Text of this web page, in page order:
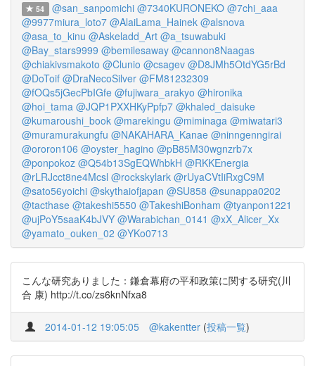
54 @san_sanpomichi @7340KURONEKO @7chi_aaa
@9977miura_loto7 @AlaiLama_Hainek @alsnova
@asa_to_kinu @Askeladd_Art @a_tsuwabuki
@Bay_stars9999 @bemilesaway @cannon8Naagas
@chiakivsmakoto @Clunio @csagev @D8JMh5OtdYG5rBd
@DoToif @DraNecoSilver @FM81232309
@fOQs5jGecPbIGfe @fujiwara_arakyo @hironika
@hoi_tama @JQP1PXXHKyPpfp7 @khaled_daisuke
@kumaroushi_book @marekingu @miminaga @miwatari3
@muramurakungfu @NAKAHARA_Kanae @ninngenngirai
@ororon106 @oyster_hagino @pB85M30wgnzrb7x
@ponpokoz @Q54b13SgEQWhbkH @RKKEnergia
@rLRJcct8ne4Mcsl @rockskylark @rUyaCVtIiRxgC9M
@sato56yoichi @skythaiofjapan @SU858 @sunappa0202
@tacthase @takeshi5550 @TakeshiBonham @tyanpon1221
@ujPoY5saaK4bJVY @Warabichan_0141 @xX_Alicer_Xx
@yamato_ouken_02 @YKo0713
こんな研究ありました：鎌倉幕府の平和政策に関する研究(川
合 康) http://t.co/zs6knNfxa8
2014-01-12 19:05:05 @kakentter (投稿一覧)